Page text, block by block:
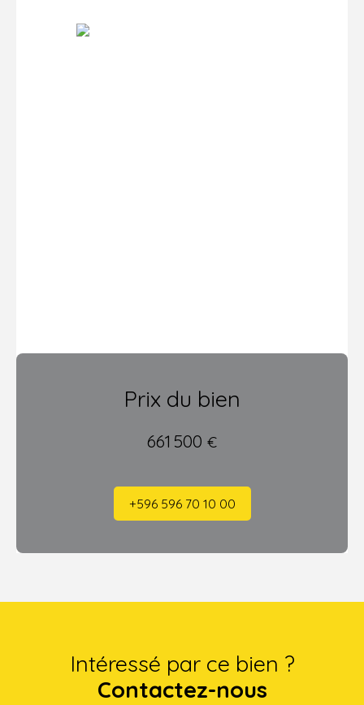
Prix du bien
661 500 €
+596 596 70 10 00
Intéressé par ce bien ?
Contactez-nous